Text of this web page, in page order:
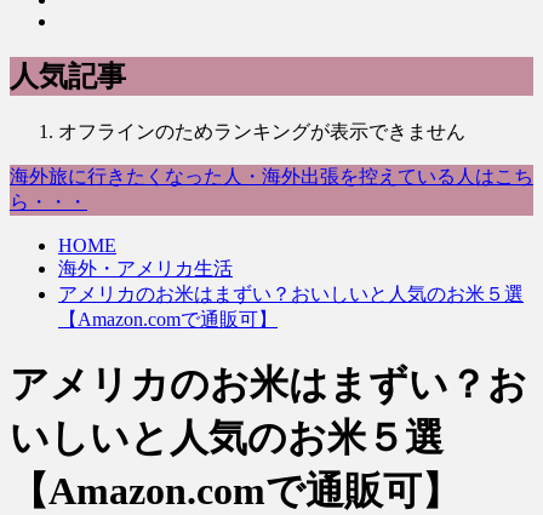
人気記事
オフラインのためランキングが表示できません
海外旅に行きたくなった人・海外出張を控えている人はこち
ら・・・
HOME
海外・アメリカ生活
アメリカのお米はまずい？おいしいと人気のお米５選
【Amazon.comで通販可】
アメリカのお米はまずい？お
いしいと人気のお米５選
【Amazon.comで通販可】